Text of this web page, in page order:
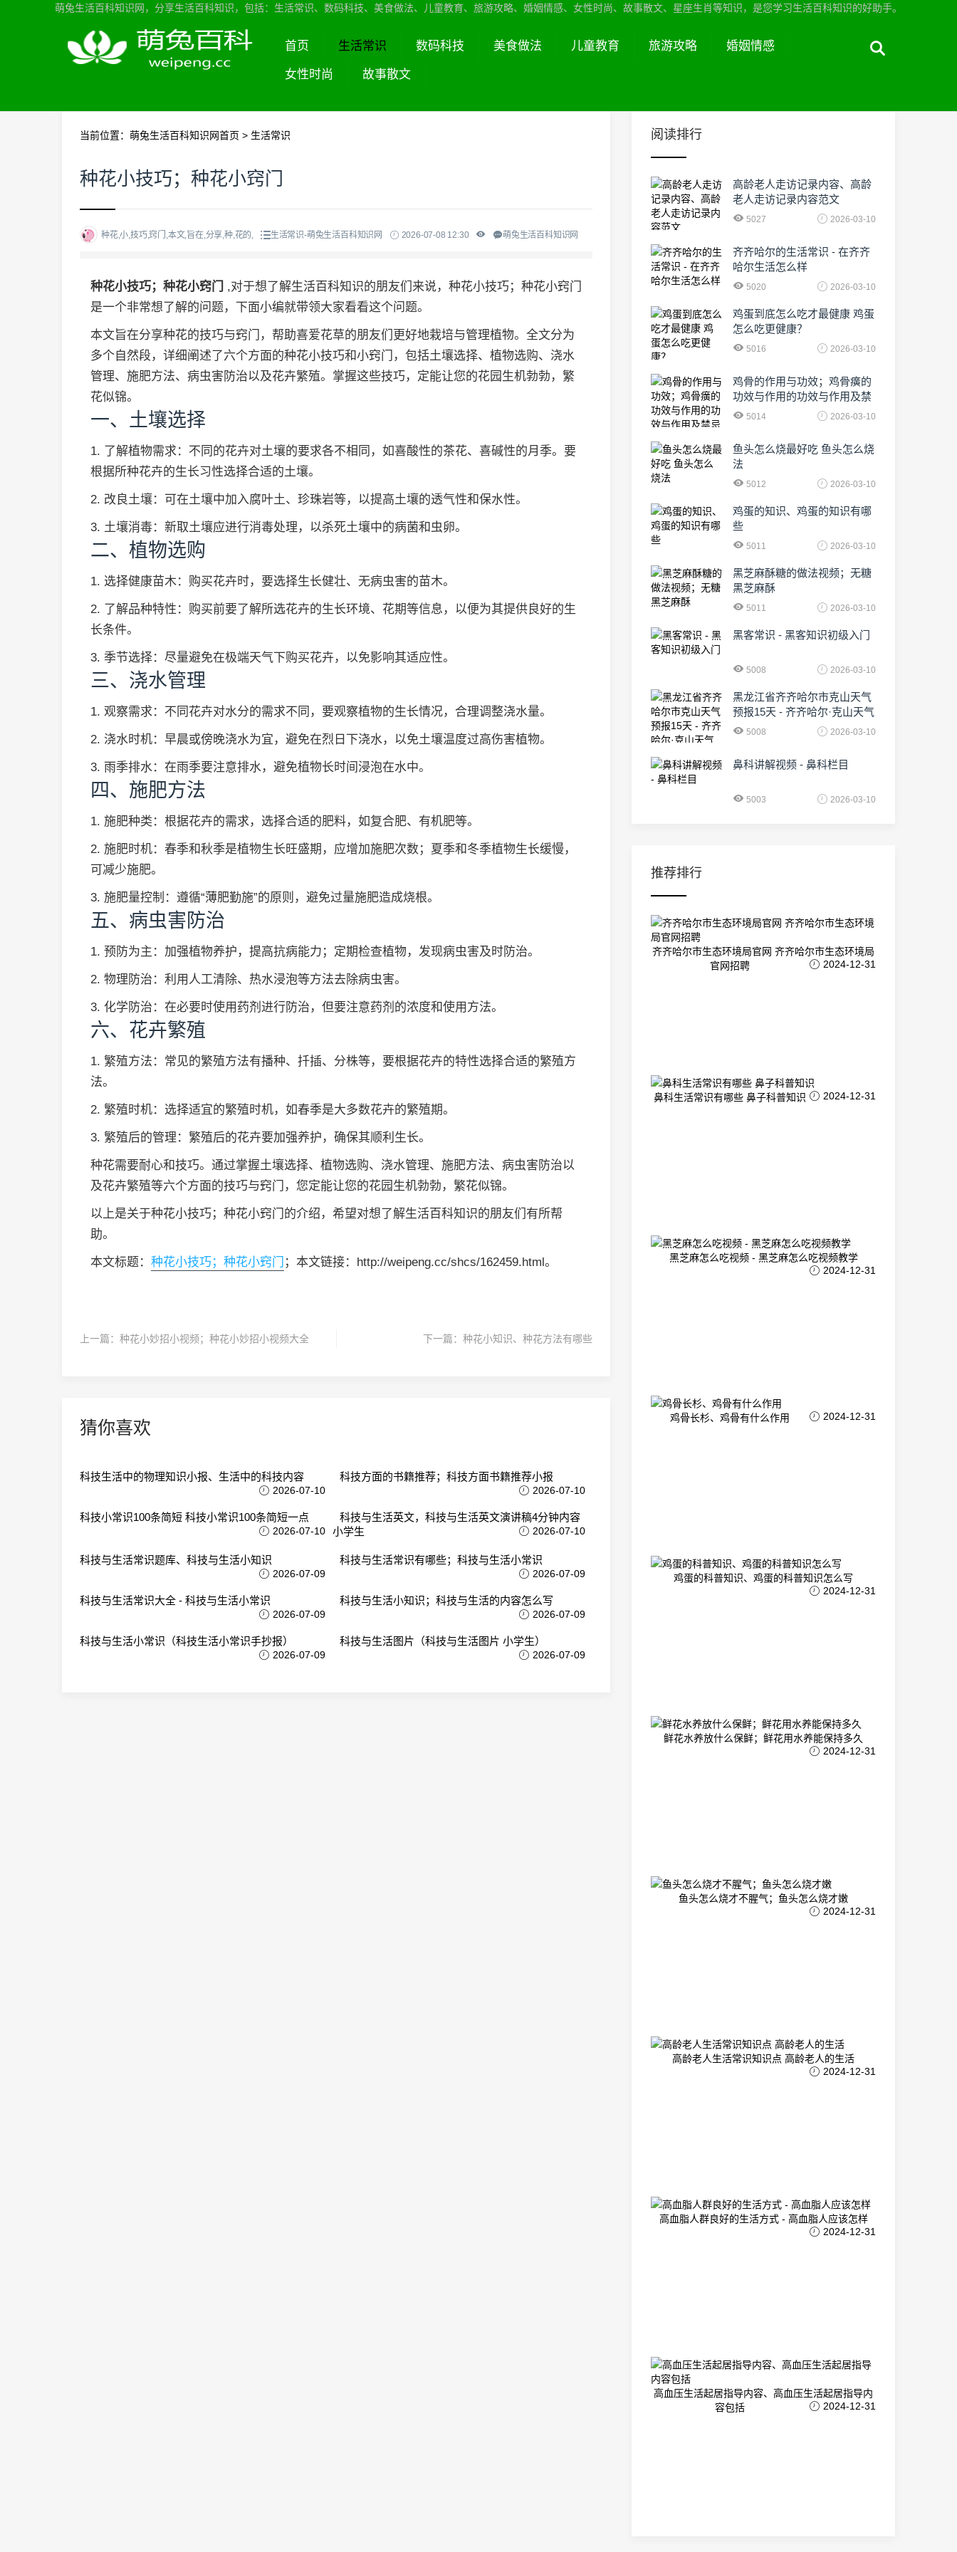
萌兔生活百科知识网，分享生活百科知识，包括：生活常识、数码科技、美食做法、儿童教育、旅游攻略、婚姻情感、女性时尚、故事散文、星座生肖等知识，是您学习生活百科知识的好助手。
首页 生活常识 数码科技 美食做法 儿童教育 旅游攻略 婚姻情感
女性时尚 故事散文
当前位置： 萌兔生活百科知识网首页 > 生活常识
种花小技巧；种花小窍门
种花,小,技巧,窍门,本文,旨在,分享,种,花的, 生活常识-萌兔生活百科知识网 2026-07-08 12:30 萌兔生活百科知识网
种花小技巧；种花小窍门 ,对于想了解生活百科知识的朋友们来说，种花小技巧；种花小窍门
是一个非常想了解的问题，下面小编就带领大家看看这个问题。
本文旨在分享种花的技巧与窍门，帮助喜爱花草的朋友们更好地栽培与管理植物。全文分为
多个自然段，详细阐述了六个方面的种花小技巧和小窍门，包括土壤选择、植物选购、浇水
管理、施肥方法、病虫害防治以及花卉繁殖。掌握这些技巧，定能让您的花园生机勃勃，繁
花似锦。
一、土壤选择
1. 了解植物需求：不同的花卉对土壤的要求各不相同，如喜酸性的茶花、喜碱性的月季。要
根据所种花卉的生长习性选择合适的土壤。
2. 改良土壤：可在土壤中加入腐叶土、珍珠岩等，以提高土壤的透气性和保水性。
3. 土壤消毒：新取土壤应进行消毒处理，以杀死土壤中的病菌和虫卵。
二、植物选购
1. 选择健康苗木：购买花卉时，要选择生长健壮、无病虫害的苗木。
2. 了解品种特性：购买前要了解所选花卉的生长环境、花期等信息，以便为其提供良好的生
长条件。
3. 季节选择：尽量避免在极端天气下购买花卉，以免影响其适应性。
三、浇水管理
1. 观察需求：不同花卉对水分的需求不同，要观察植物的生长情况，合理调整浇水量。
2. 浇水时机：早晨或傍晚浇水为宜，避免在烈日下浇水，以免土壤温度过高伤害植物。
3. 雨季排水：在雨季要注意排水，避免植物长时间浸泡在水中。
四、施肥方法
1. 施肥种类：根据花卉的需求，选择合适的肥料，如复合肥、有机肥等。
2. 施肥时机：春季和秋季是植物生长旺盛期，应增加施肥次数；夏季和冬季植物生长缓慢，
可减少施肥。
3. 施肥量控制：遵循“薄肥勤施”的原则，避免过量施肥造成烧根。
五、病虫害防治
1. 预防为主：加强植物养护，提高抗病能力；定期检查植物，发现病虫害及时防治。
2. 物理防治：利用人工清除、热水浸泡等方法去除病虫害。
3. 化学防治：在必要时使用药剂进行防治，但要注意药剂的浓度和使用方法。
六、花卉繁殖
1. 繁殖方法：常见的繁殖方法有播种、扦插、分株等，要根据花卉的特性选择合适的繁殖方
法。
2. 繁殖时机：选择适宜的繁殖时机，如春季是大多数花卉的繁殖期。
3. 繁殖后的管理：繁殖后的花卉要加强养护，确保其顺利生长。
种花需要耐心和技巧。通过掌握土壤选择、植物选购、浇水管理、施肥方法、病虫害防治以
及花卉繁殖等六个方面的技巧与窍门，您定能让您的花园生机勃勃，繁花似锦。
以上是关于种花小技巧；种花小窍门的介绍，希望对想了解生活百科知识的朋友们有所帮
助。
本文标题： 种花小技巧；种花小窍门 ；本文链接：http://weipeng.cc/shcs/162459.html。
上一篇： 种花小妙招小视频；种花小妙招小视频大全 下一篇： 种花小知识、种花方法有哪些
猜你喜欢
科技生活中的物理知识小报、生活中的科技内容
2026-07-10
科技方面的书籍推荐；科技方面书籍推荐小报
2026-07-10
科技小常识100条简短 科技小常识100条简短一点
2026-07-10
科技与生活英文，科技与生活英文演讲稿4分钟内容
小学生
2026-07-10
科技与生活常识题库、科技与生活小知识
2026-07-09
科技与生活常识有哪些；科技与生活小常识
2026-07-09
科技与生活常识大全 - 科技与生活小常识
2026-07-09
科技与生活小知识；科技与生活的内容怎么写
2026-07-09
科技与生活小常识（科技生活小常识手抄报）
2026-07-09
科技与生活图片（科技与生活图片 小学生）
2026-07-09
阅读排行
高龄老人走访记录内容、高龄
老人走访记录内容范文
5027 2026-03-10
齐齐哈尔的生活常识 - 在齐齐
哈尔生活怎么样
5020 2026-03-10
鸡蛋到底怎么吃才最健康 鸡蛋
怎么吃更健康？
5016 2026-03-10
鸡骨的作用与功效；鸡骨癀的
功效与作用的功效与作用及禁
忌症5014 2026-03-10
鱼头怎么烧最好吃 鱼头怎么烧
法
5012 2026-03-10
鸡蛋的知识、鸡蛋的知识有哪
些
5011 2026-03-10
黑芝麻酥糖的做法视频；无糖
黑芝麻酥
5011 2026-03-10
黑客常识 - 黑客知识初级入门
5008 2026-03-10
黑龙江省齐齐哈尔市克山天气
预报15天 - 齐齐哈尔·克山天气
5008 2026-03-10
鼻科讲解视频 - 鼻科栏目
5003 2026-03-10
推荐排行
齐齐哈尔市生态环境局官网 齐齐哈尔市生态环境局
官网招聘
2024-12-31
鼻科生活常识有哪些 鼻子科普知识 2024-12-31
黑芝麻怎么吃视频 - 黑芝麻怎么吃视频教学
2024-12-31
鸡骨长杉、鸡骨有什么作用 2024-12-31
鸡蛋的科普知识、鸡蛋的科普知识怎么写
2024-12-31
鲜花水养放什么保鲜；鲜花用水养能保持多久
2024-12-31
鱼头怎么烧才不腥气；鱼头怎么烧才嫩
2024-12-31
高龄老人生活常识知识点 高龄老人的生活
2024-12-31
高血脂人群良好的生活方式 - 高血脂人应该怎样
2024-12-31
高血压生活起居指导内容、高血压生活起居指导内
容包括
2024-12-31